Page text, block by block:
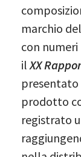
marchio
con
il XX
presentato
prodotto
registrato